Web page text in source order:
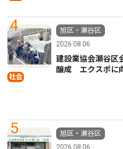
4
社会
旭区・瀬谷区
2026.08.06
建設業協会瀬谷
醸成 エクスポに
5
旭区・瀬谷区
2026.08.06